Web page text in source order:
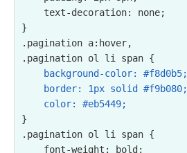
}
.pagination a:hover,
.pagination ol li span {
background-color: #f8d0b5;
    color: #eb5449;
}
.pagination ol li span {